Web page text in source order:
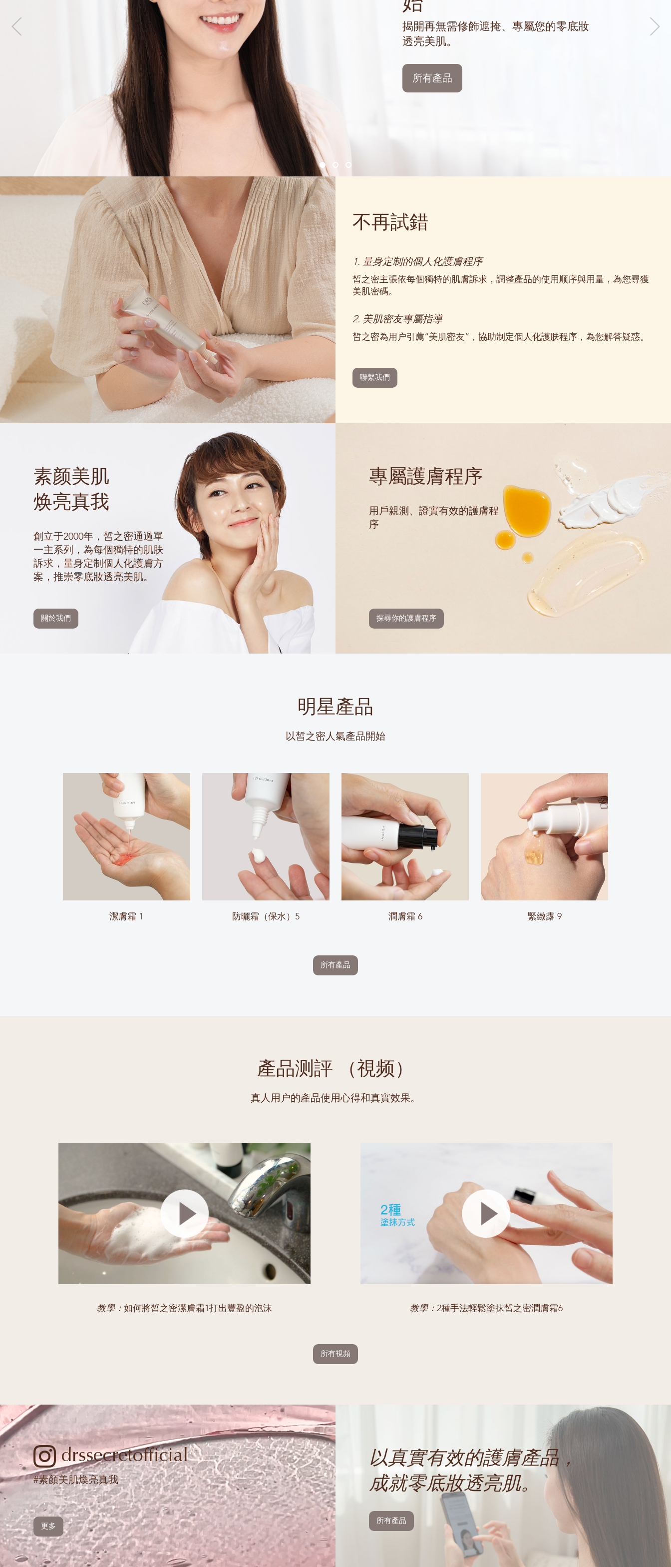
揭開再無需修飾遮掩、專屬您的零底妝
透亮美肌。
所有產品
不再試錯
1. 量身定制的個人化護膚程序
皙之密主張依每個獨特的肌膚訴求，調整產品的使用顺序與用量，為您尋獲
美肌密碼。
2. 美肌密友專屬指導
皙之密為用户引薦“美肌密友”，協助制定個人化護肤程序，為您解答疑惑。
聯繫我們
素颜美肌
焕亮真我
創立于2000年，皙之密通過單
一主系列，為每個獨特的肌肤
訴求，量身定制個人化護膚方
案，推崇零底妝透亮美肌。
關於我們
專屬護膚程序
用戶親測、證實有效的護膚程
序
探尋你的護膚程序
明星產品
以皙之密人氣產品開始
潔膚霜 1 防曬霜（保水）5 潤膚霜 6 緊緻露 9
所有產品
產品测評 （視频）
真人用户的產品使用心得和真實效果。
教學：如何將皙之密潔膚霜1打出豐盈的泡沫 教學：2種手法輕鬆塗抹皙之密潤膚霜6
所有視頻
drssecretofficial
#素顏美肌煥亮真我
更多
以真實有效的護膚產品，
成就零底妝透亮肌。
所有產品